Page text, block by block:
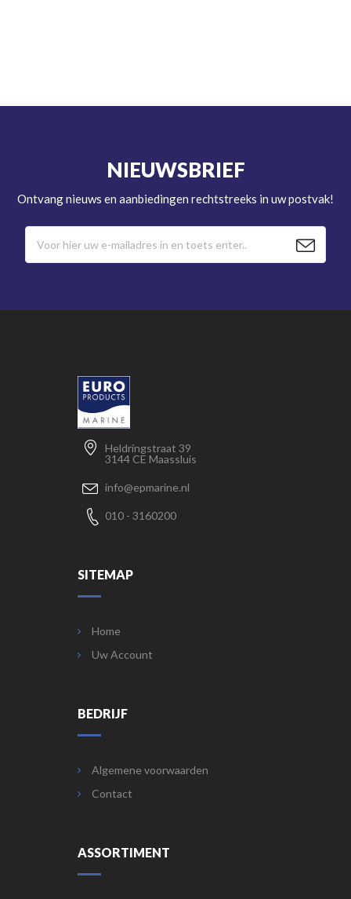
NIEUWSBRIEF
Ontvang nieuws en aanbiedingen rechtstreeks in uw postvak!
Heldringstraat 39
3144 CE Maassluis
info@epmarine.nl
010 - 3160200
SITEMAP
Home
Uw Account
BEDRIJF
Algemene voorwaarden
Contact
ASSORTIMENT